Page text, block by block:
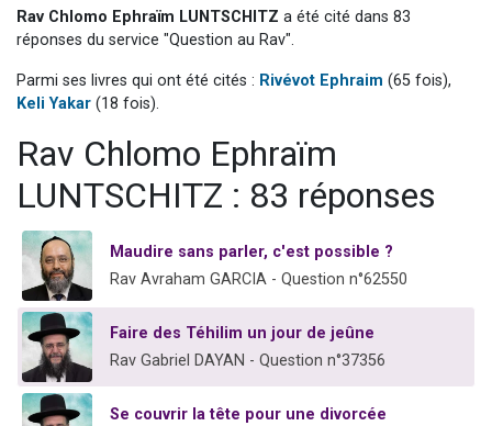
Il reste 49 places pour étudier en groupe sur Zoom
12 nouvelles musiques dans Torah-Box Music
3 personnes viennent de nous rejoindre sur WhatsApp
Rav Chlomo Ephraïm LUNTSCHITZ a été cité dans 83
réponses du service "Question au Rav".
Parmi ses livres qui ont été cités : Rivévot Ephraim (65 fois),
Keli Yakar (18 fois).
Rav Chlomo Ephraïm
LUNTSCHITZ : 83 réponses
Maudire sans parler, c'est possible ?
Rav Avraham GARCIA - Question n°62550
Faire des Téhilim un jour de jeûne
Rav Gabriel DAYAN - Question n°37356
Se couvrir la tête pour une divorcée